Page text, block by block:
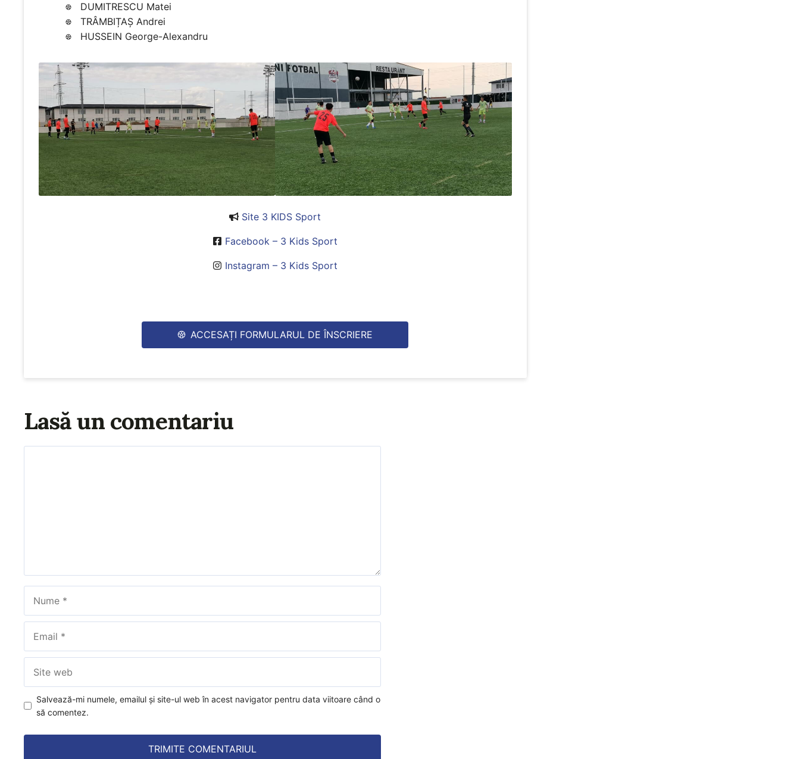
DUMITRESCU Matei
TRÂMBIȚAȘ Andrei
HUSSEIN George-Alexandru
Site 3 KIDS Sport
Facebook – 3 Kids Sport
Instagram – 3 Kids Sport
ACCESAȚI FORMULARUL DE ÎNSCRIERE
Lasă un comentariu
web
Salvează-mi numele, emailul și site-ul web în acest navigator pentru data viitoare când o
să comentez.